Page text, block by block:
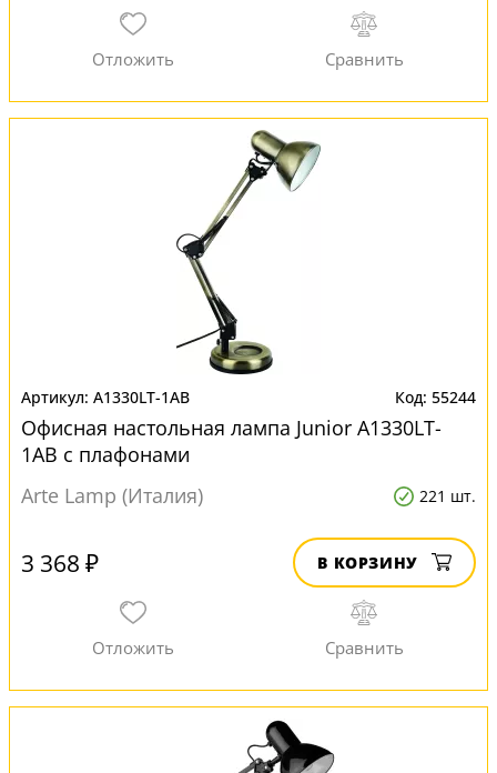
A1330LT-1AB 55244
Офисная настольная лампа Junior A1330LT-
1AB с плафонами
Arte Lamp (Италия)
221 шт.
3 368 ₽ В КОРЗИНУ